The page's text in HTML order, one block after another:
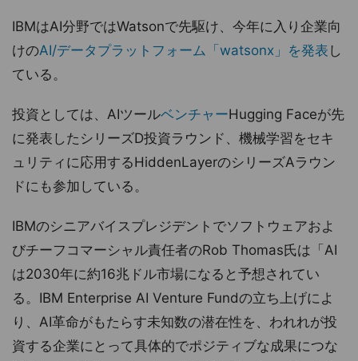
IBMはAI分野ではWatsonで先駆け、今年に入り企業向
けのAI/データプラットフォーム「watsonx」を発表 し
ている。
投資としては、AIツールベンチャーHugging Faceが先
に発表したシリーズD投資ラウンド、機械学習をセキ
ュリティに応用するHiddenLayerのシリーズAラウン
ドにも参加している。
IBMのシニアバイスプレジデントでソフトウェアおよ
びチーフコマーシャル責任者のRob Thomas氏は「AI
は2030年に約16兆ドル市場になると予想されてい
る。IBM Enterprise AI Venture Fundの立ち上げによ
り、AI革命がもたらす未知数の潜在性を、われれが投
資する企業にとって具体的でポジティブな成果につな